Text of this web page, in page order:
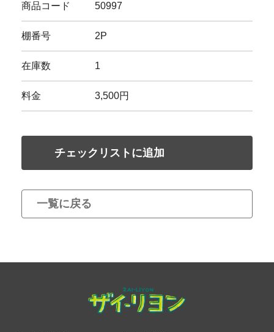
商品コード 50997
棚番号 2P
在庫数 1
料金 3,500円
チェックリストに追加
一覧に戻る